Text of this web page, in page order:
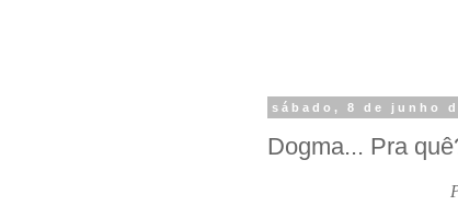
sábado, 8 de junho
Dogma... Pra